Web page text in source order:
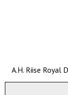
A.H. Riise Royal